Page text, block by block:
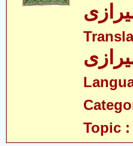
Topic :